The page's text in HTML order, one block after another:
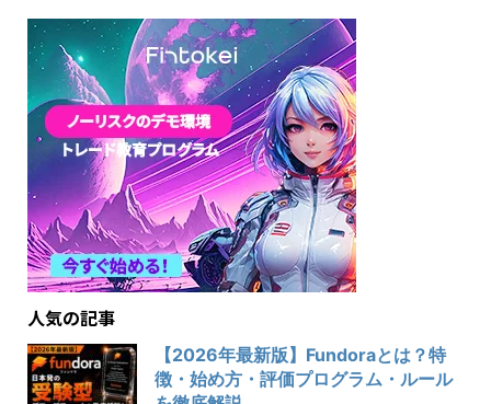
人気の記事
【2026年最新版】Fundoraとは？特
徴・始め方・評価プログラム・ルール